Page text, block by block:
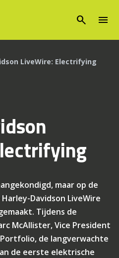
search menu
LiveWire: Electrifying
maar op de
Davidson LiveWire
Tijdens de
McAllister, Vice President
de langverwachte
de eerste elektrische